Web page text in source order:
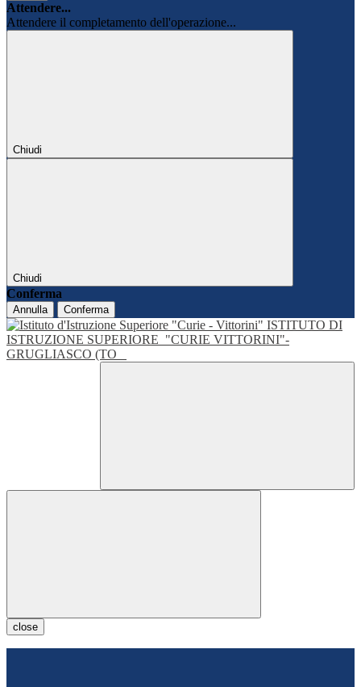
Attendere...
Attendere il completamento dell'operazione...
Chiudi
Chiudi
Conferma
Annulla Conferma
ISTITUTO DI
ISTRUZIONE SUPERIORE "CURIE VITTORINI"-
GRUGLIASCO (TO
close